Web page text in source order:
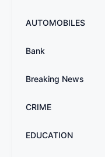
AUTOMOBILES
Bank
Breaking News
CRIME
EDUCATION